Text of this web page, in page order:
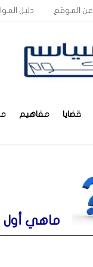
عن الموقع دليل
قضايا مفاهيم
ماهي أول